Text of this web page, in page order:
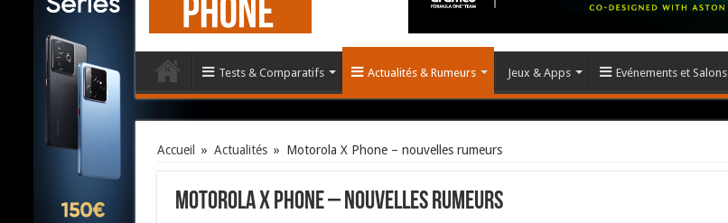
Tests & Comparatifs Actualités & Rumeurs Jeux & Apps Evénements et Salons
Accueil » Actualités » Motorola X Phone – nouvelles rumeurs
Motorola X Phone – nouvelles rumeurs